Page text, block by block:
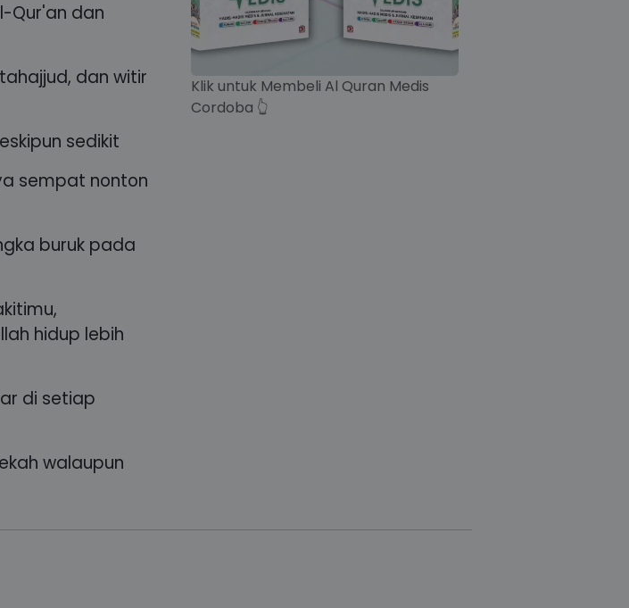
Qur'an dan
dan witir
sedikit
sempat nonton
buruk pada
hidup lebih
di setiap
walaupun
Klik untuk Membeli Al Quran Medis
Cordoba 👆